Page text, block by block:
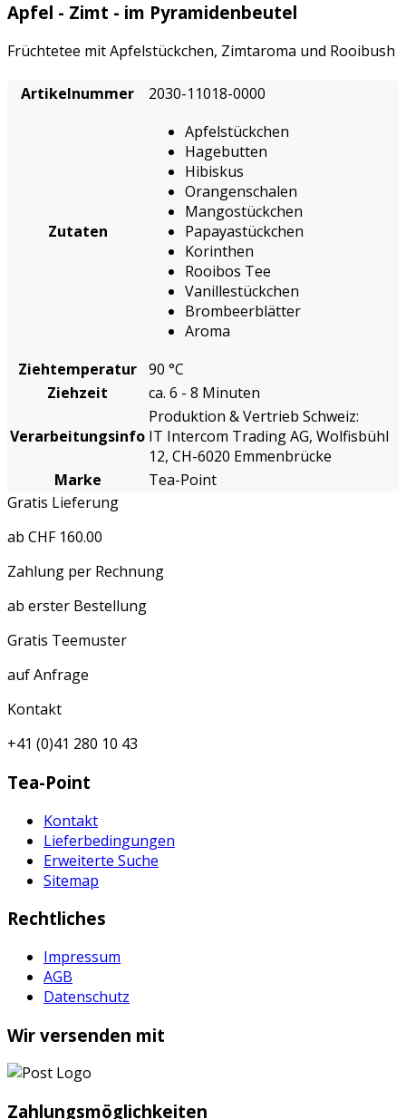
Apfel - Zimt - im Pyramidenbeutel
Früchtetee mit Apfelstückchen, Zimtaroma und Rooibush
Artikelnummer 2030-11018-0000
Zutaten
Apfelstückchen
Hagebutten
Hibiskus
Orangenschalen
Mangostückchen
Papayastückchen
Korinthen
Rooibos Tee
Vanillestückchen
Brombeerblätter
Aroma
Ziehtemperatur 90 °C
Ziehzeit
ca. 6 - 8 Minuten
Verarbeitungsinfo
Produktion & Vertrieb Schweiz:
IT Intercom Trading AG, Wolfisbühl
12, CH-6020 Emmenbrücke
Marke
Tea-Point
Gratis Lieferung
ab CHF 160.00
Zahlung per Rechnung
ab erster Bestellung
Gratis Teemuster
auf Anfrage
Kontakt
+41 (0)41 280 10 43
Tea-Point
Kontakt
Lieferbedingungen
Erweiterte Suche
Sitemap
Rechtliches
Impressum
AGB
Datenschutz
Wir versenden mit
Zahlungsmöglichkeiten